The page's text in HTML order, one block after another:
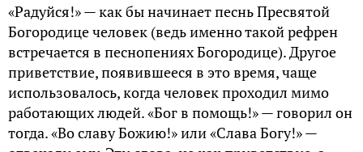
«Радуйся!» — как бы начинает песнь Пресвятой
Богородице человек (ведь именно такой рефрен
встречается в песнопениях Богородице). Другое
приветствие, появившееся в это время, чаще
использовалось, когда человек проходил мимо
работающих людей. «Бог в помощь!» — говорил он
тогда. «Во славу Божию!» или «Слава Богу!» —